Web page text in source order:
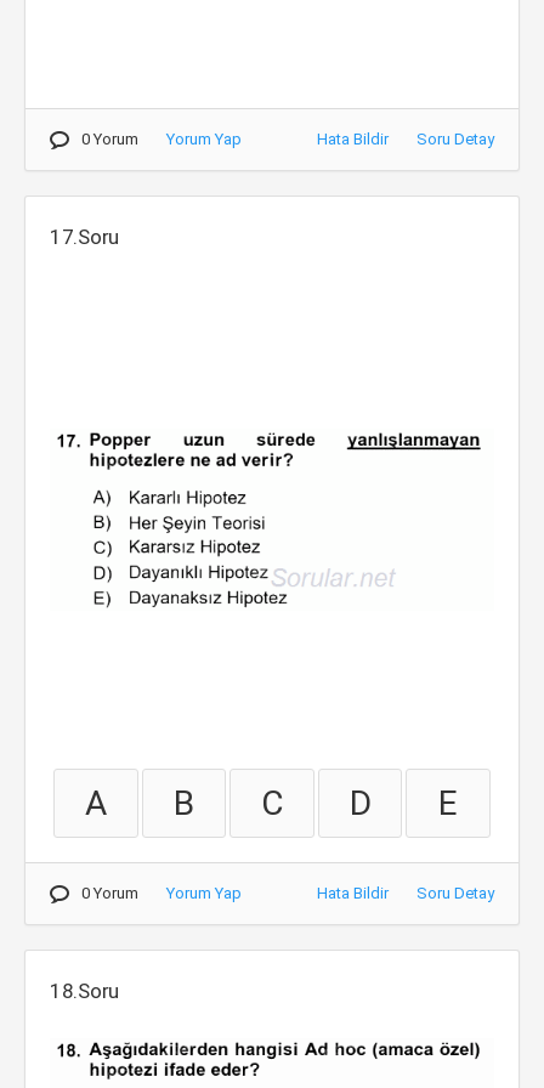
0 Yorum Yorum Yap Hata Bildir Soru Detay
17.Soru
A B C D E
0 Yorum Yorum Yap Hata Bildir Soru Detay
18.Soru